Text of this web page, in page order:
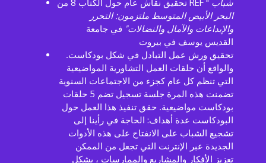
تحقيق نقاش عام حول الكتاب 8 من REF " شباب
البحر الأبيض المتوسط ملتزمون: التحرر
والإبداعات والآمال والنضالات" في جامعة
القديس يوسف في بيروت
تحقيق ورش عمل التبادل في شكل بودكاست.
والواقع أن حلقات العمل التشاورية المواضيعية
التي تنظم كل عام كجزء من الاجتماعات السنوية
تضمنت هذه المرة جلسة تسجيل تضم 5 حلقات
بودكاست مواضيعية. حقق تنفيذ هذا العمل حول
البودكاست عدة أهداف: الحاجة في رأينا إلى
تشجيع الشباب على الانفتاح على هذه الأدوات
الجديدة عبر الإنترنت التي تجعل من الممكن
تعزيز الأفكار والمشاريع والممارسات ، بشكل